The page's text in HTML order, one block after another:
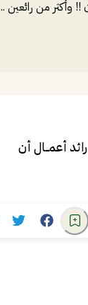
!! وأكثر من رائعين ..
أعمــال أن